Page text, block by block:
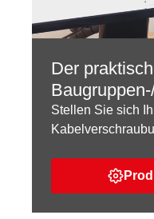
Der
Stellen Sie sich